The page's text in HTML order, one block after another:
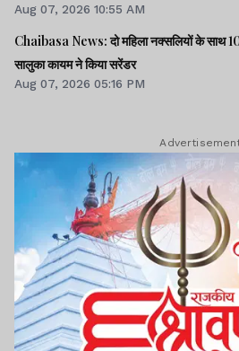
Aug 07, 2026 10:55 AM
Chaibasa News: दो महिला नक्सलियों के साथ
सालुका कायम ने किया सरेंडर
Aug 07, 2026 05:16 PM